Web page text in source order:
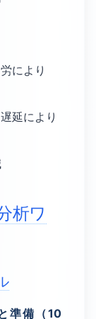
により
延により
析ワ
準備（10